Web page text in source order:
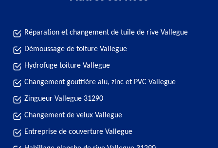
Réparation et changement de tuile de rive Vallegue
Démoussage de toiture Vallegue
Hydrofuge toiture Vallegue
Changement gouttière alu, zinc et PVC Vallegue
Zingueur Vallegue 31290
Changement de velux Vallegue
Entreprise de couverture Vallegue